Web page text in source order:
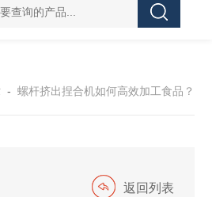
mixerZ型捏合机 Vacuum Kneader真
- 螺杆挤出捏合机如何高效加工食品？
返回列表